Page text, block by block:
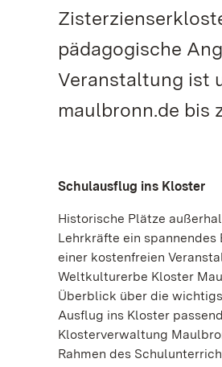
pädagogische
Veranstaltung ist
maulbronn.de bis
Schulausflug ins Kloster
Historische Plätze
Lehrkräfte ein
einer kostenfreien
Weltkulturerbe Kloster
Überblick über die
Ausflug ins Kloster
Klosterverwaltung
Rahmen des